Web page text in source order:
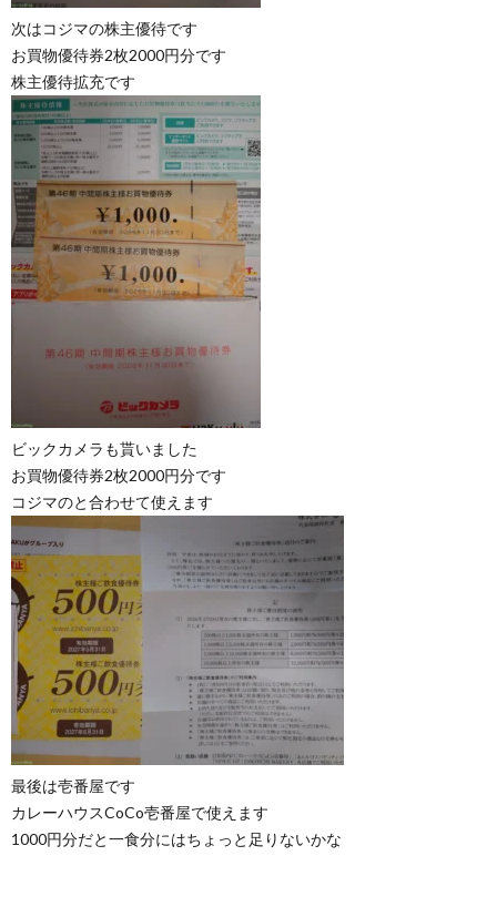
次はコジマの株主優待です
お買物優待券2枚2000円分です
株主優待拡充です
ビックカメラも貰いました
お買物優待券2枚2000円分です
コジマのと合わせて使えます
最後は壱番屋です
カレーハウスCoCo壱番屋で使えます
1000円分だと一食分にはちょっと足りないかな